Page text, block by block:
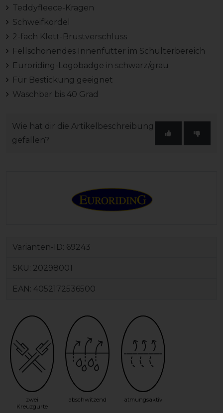
Teddyfleece-Kragen
Schweifkordel
2-fach Klett-Brustverschluss
Fellschonendes Innenfutter im Schulterbereich
Euroriding-Logobadge in schwarz/grau
Für Bestickung geeignet
Waschbar bis 40 Grad
Wie hat dir die Artikelbeschreibung
gefallen?
Varianten-ID: 69243
SKU: 20298001
EAN: 4052172536500
zwei
Kreuzgurte
abschwitzend atmungsaktiv